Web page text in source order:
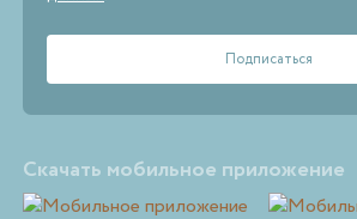
Скачать мобильное приложение